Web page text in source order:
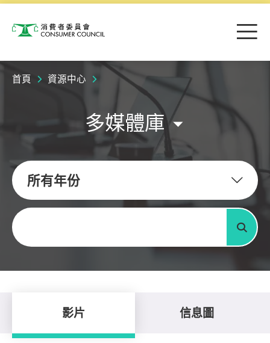
消費者委員會 目
首頁 資源中心
多媒體庫
所有年份
關鍵字
搜尋
影片 信息圖